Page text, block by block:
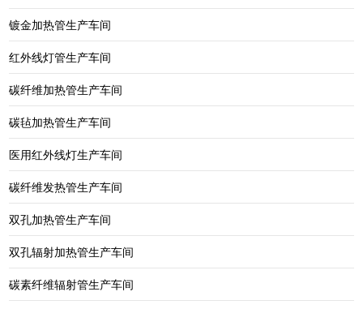
镀金加热管生产车间
红外线灯管生产车间
碳纤维加热管生产车间
碳毡加热管生产车间
医用红外线灯生产车间
碳纤维发热管生产车间
双孔加热管生产车间
双孔辐射加热管生产车间
碳素纤维辐射管生产车间